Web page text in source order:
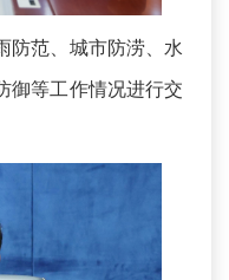
范、城市防涝、水
御等工作情况进行交